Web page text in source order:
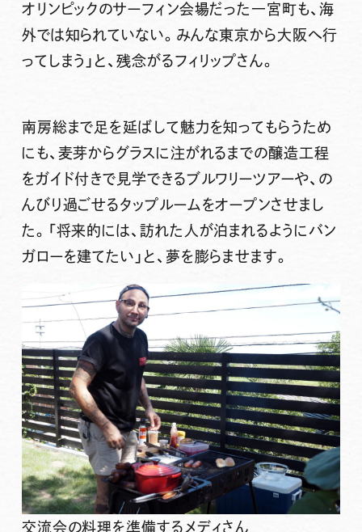
オリンピックのサーフィン会場だった一宮町も、海
外では知られていない。みんな東京から大阪へ行
ってしまう」と、残念がるフィリップさん。
南房総まで足を延ばして魅力を知ってもらうため
にも、麦芽からグラスに注がれるまでの醸造工程
をガイド付きで見学できるブルワリーツアーや、の
んびり過ごせるタップルームをオープンさせまし
た。「将来的には、訪れた人が泊まれるようにバン
ガローを建てたい」と、夢を膨らませます。
交流会の料理を準備するメディさん